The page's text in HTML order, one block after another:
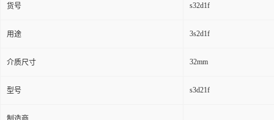
货号 s32d1f
用途 3s2d1f
介质尺寸 32mm
型号 s3d21f